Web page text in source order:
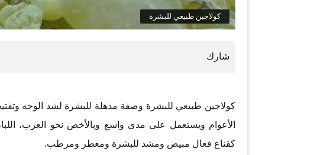
كولاجين طبيعي للبشرة
كولاجين طبيعي للبشرة وصفة مذهلة للبشرة لشد الوجه
الأعوام ويستعمل على مدى واسع وبالأخص نحو العرب،
كقناع فعال مبيض ومشد للبشرة ومعطر ومرطب.